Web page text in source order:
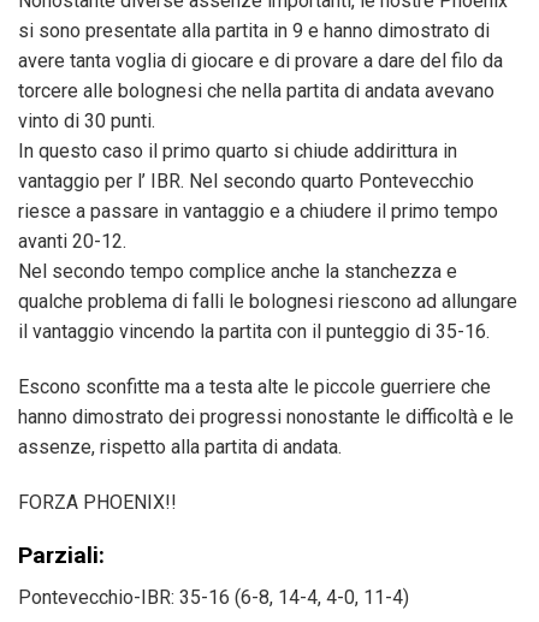
si sono presentate alla partita in 9 e hanno dimostrato di
avere tanta voglia di giocare e di provare a dare del filo da
torcere alle bolognesi che nella partita di andata avevano
vinto di 30 punti.
In questo caso il primo quarto si chiude addirittura in
vantaggio per l’ IBR. Nel secondo quarto Pontevecchio
riesce a passare in vantaggio e a chiudere il primo tempo
avanti 20-12.
Nel secondo tempo complice anche la stanchezza e
qualche problema di falli le bolognesi riescono ad allungare
il vantaggio vincendo la partita con il punteggio di 35-16.
Escono sconfitte ma a testa alte le piccole guerriere che
hanno dimostrato dei progressi nonostante le difficoltà e le
assenze, rispetto alla partita di andata.
FORZA PHOENIX!!
Parziali:
Pontevecchio-IBR: 35-16 (6-8, 14-4, 4-0, 11-4)